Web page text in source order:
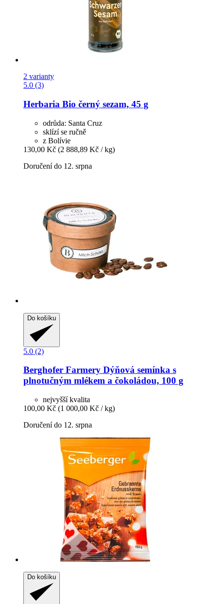
2 varianty
5.0 (3)
Herbaria Bio černý sezam, 45 g
odrůda: Santa Cruz
sklízí se ručně
z Bolívie
130,00 Kč (2 888,89 Kč / kg)
Doručení do 12. srpna
Do košíku
5.0 (2)
Berghofer Farmery Dýňová semínka s
plnotučným mlékem a čokoládou, 100 g
nejvyšší kvalita
100,00 Kč (1 000,00 Kč / kg)
Doručení do 12. srpna
Do košíku